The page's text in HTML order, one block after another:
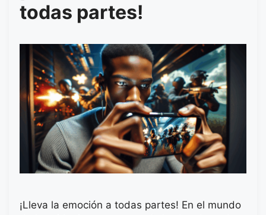
todas partes!
¡Lleva la emoción a todas partes! En el mundo